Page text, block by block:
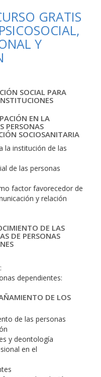
GRATIS
Y
SOCIAL PARA
EN LA
PERSONAS
SOCIOSANITARIA
la institución de las
de las personas
factor favorecedor de
y relación
DE LAS
DE PERSONAS
dependientes:
DE LOS
de las personas
y deontología
en el